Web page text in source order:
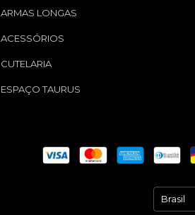
ARMAS LONGAS
ACESSÓRIOS
CUTELARIA
ESPAÇO TAURUS